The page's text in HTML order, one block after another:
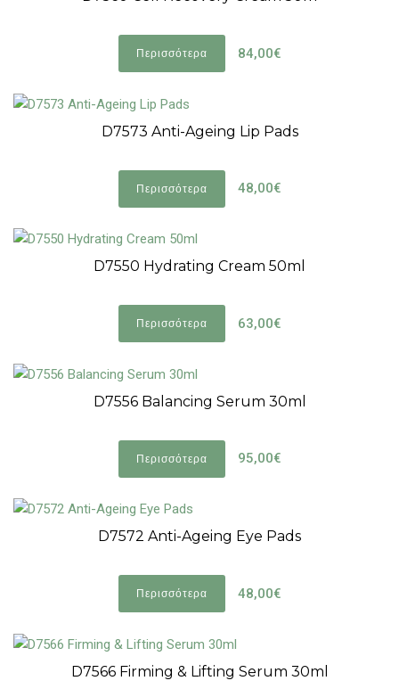
Περισσότερα 84,00€
D7573 Anti-Ageing Lip Pads
Περισσότερα 48,00€
D7550 Hydrating Cream 50ml
Περισσότερα 63,00€
D7556 Balancing Serum 30ml
Περισσότερα 95,00€
D7572 Anti-Ageing Eye Pads
Περισσότερα 48,00€
D7566 Firming & Lifting Serum 30ml